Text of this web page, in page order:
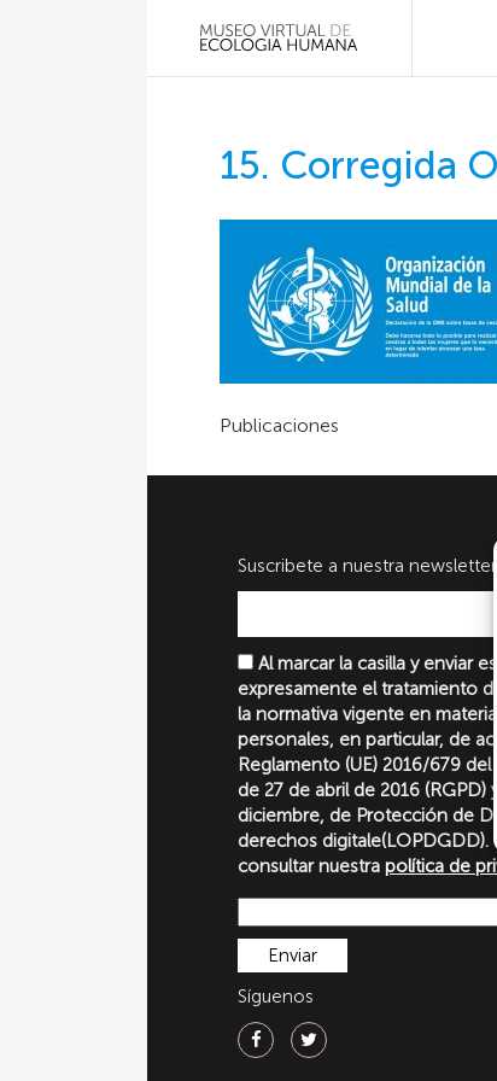
15. Corregida
Publicaciones
Suscribete a nuestra newsletter
Al marcar la casilla y enviar
expresamente el tratamiento
la normativa vigente en
personales, en particular, de
Reglamento (UE) 2016/679
de 27 de abril de 2016 (RGPD)
diciembre, de Protección de
derechos digitale(LOPDGDD).
consultar nuestra política de
Síguenos